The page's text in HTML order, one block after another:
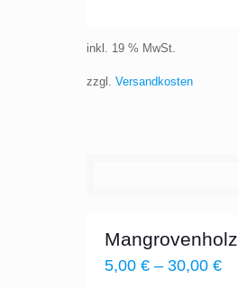
inkl. 19 % MwSt.
zzgl. Versandkosten
Mangrovenholz
5,00 €– 30,00 €